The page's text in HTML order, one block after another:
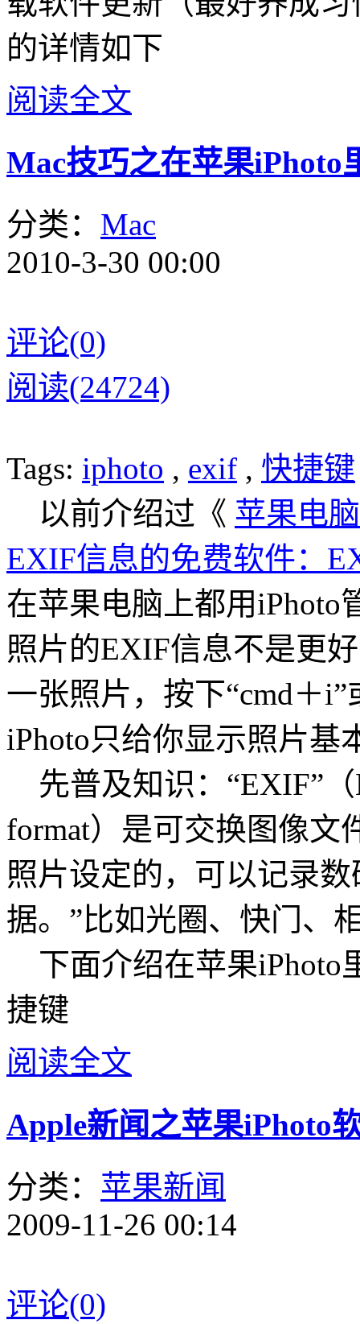
的详情如下
阅读全文
Mac技巧之在苹果iPhoto
分类： Mac
2010-3-30 00:00
评论(0)
阅读(24724)
Tags: iphoto , exif , 快捷键
以前介绍过《 苹果电
EXIF信息的免费软件：
在苹果电脑上都用iPhoto
照片的EXIF信息不是更
一张照片，按下“cmd＋
iPhoto只给你显示照片基
先普及知识：“EXIF”（
format）是可交换图像文
照片设定的，可以记录
据。”比如光圈、快门、
下面介绍在苹果iPhoto
捷键
阅读全文
Apple新闻之苹果iPhoto
分类： 苹果新闻
2009-11-26 00:14
评论(0)